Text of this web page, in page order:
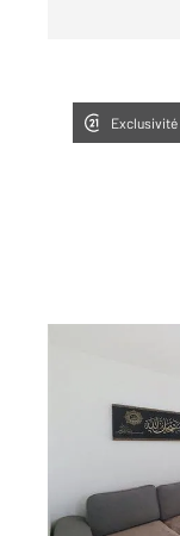
Exclusivité
Ref : 30133
64
Visiter le site